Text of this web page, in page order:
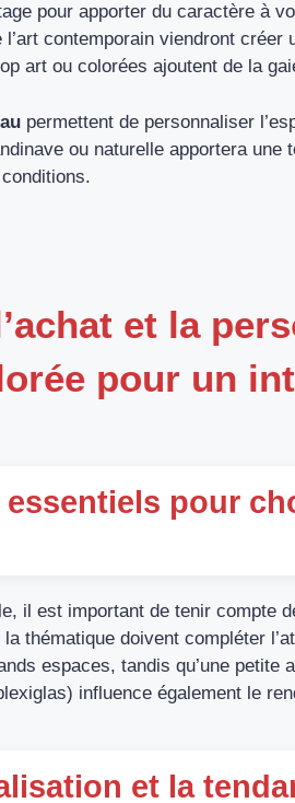
pour apporter du caractère à
contemporain viendront créer
art ou colorées ajoutent de la
permettent de personnaliser
ou naturelle apportera une
et la
pour un
essentiels pour
il est important de tenir compte
thématique doivent compléter
espaces, tandis qu’une petite
influence également le
et la